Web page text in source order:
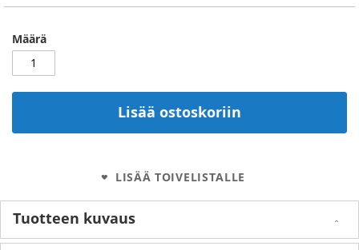
Määrä
Lisää ostoskoriin
LISÄÄ TOIVELISTALLE
Tuotteen kuvaus